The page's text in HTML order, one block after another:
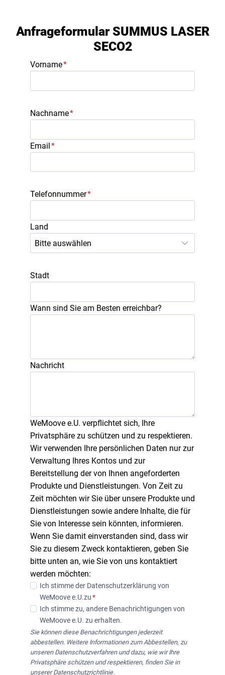
Anfrageformular SUMMUS LASER
SECO2
Vorname*
Nachname*
Email*
Telefonnummer*
Land
Stadt
Wann sind Sie am Besten erreichbar?
Nachricht
WeMoove e.U. verpflichtet sich, Ihre
Privatsphäre zu schützen und zu respektieren.
Wir verwenden Ihre persönlichen Daten nur zur
Verwaltung Ihres Kontos und zur
Bereitstellung der von Ihnen angeforderten
Produkte und Dienstleistungen. Von Zeit zu
Zeit möchten wir Sie über unsere Produkte und
Dienstleistungen sowie andere Inhalte, die für
Sie von Interesse sein könnten, informieren.
Wenn Sie damit einverstanden sind, dass wir
Sie zu diesem Zweck kontaktieren, geben Sie
bitte unten an, wie Sie von uns kontaktiert
werden möchten:
Ich stimme der Datenschutzerklärung von
WeMoove e.U.zu*
Ich stimme zu, andere Benachrichtigungen von
WeMoove e.U. zu erhalten.
Sie können diese Benachrichtigungen jederzeit
abbestellen. Weitere Informationen zum Abbestellen, zu
unseren Datenschutzverfahren und dazu, wie wir Ihre
Privatsphäre schützen und respektieren, finden Sie in
unserer Datenschutzrichtlinie.